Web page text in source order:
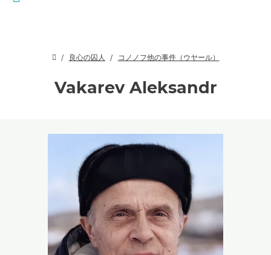
良心の囚人 コノノフ他の事件（ウヤール）
Vakarev Aleksandr